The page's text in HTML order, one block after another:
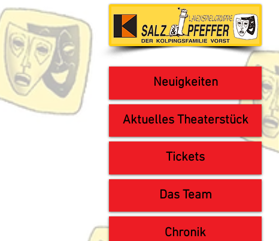
Neuigkeiten
Aktuelles Theaterstück
Tickets
Das Team
Chronik